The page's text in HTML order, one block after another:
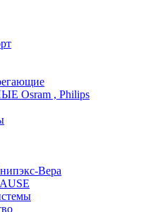
Osram , Philips
Вера